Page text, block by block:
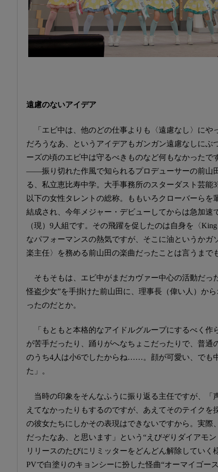
遠慮のないアイデア
「エビ中は、他のどの仕事よりも〈遠慮なし〉に
だろうなあ、というアイデアもガンガン遠慮なしにぶ
ーズの頃のエビ中は守るべきものなど何もなかったで
——振り切れた作風で知られるプロデューサーの前山
る、私立恵比寿中学。大手事務所のスターダスト芸能
以下の女性タレントの総称。ももいろクローバーらを
結成され、今年メジャー・デビューしてからは急加速
（現）9人組です。その飛躍を促したのは自身を〈
なパフォーマンスの熱気ですが、そこに油というかガ
楽主任〉を務める前山田の楽曲だったことは言うまで
そもそもは、エビ中がまだカヴァー中心の活動だっ
怪盗少女”を手掛けた前山田に、理事長（偉い人）か
ったのだとか。
「もともと本格的なアイドルグループにするべく
が苦手だったり、踊りがへなちょこだったりで、普通
のうち4人は小6でしたからね……。顔が可愛い、でも
た」。
当時の印象をそんなふうに振り返る主任ですが、「
えてなかったりもするのですが、あえてそのテイクを
の彼女たちにしかその表現はできないですから。実際
だったなあ、と思います」という“えびぞりダイアモ
リリースのたびにリミッターをどんどん解除していく
PVで白塗りのキョンシーに扮した怪曲“オーマイゴー